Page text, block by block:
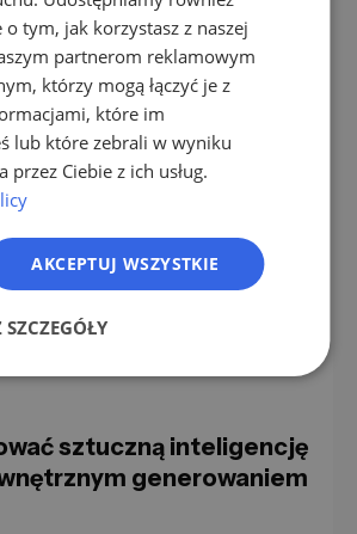
na raz.Wprowadzenie
sztucznej inteligencji e-maili,
inteligencji rozmów
powoduje chaos i zerową
przypadki użycia, gotowe, sześć
źródeł potencjalnych
Twoich zapasów. Ale to
nowych kontaktów. Jeśli
kurczyć.
sztuczną inteligencję
generowaniem
FR
IT
PL
tym, jak korzystasz z naszej
partnerom reklamowym
którzy mogą łączyć je z
które im
lub które zebrali w wyniku
przez Ciebie z ich usług.
AKCEPTUJ WSZYSTKIE
SZCZEGÓŁY